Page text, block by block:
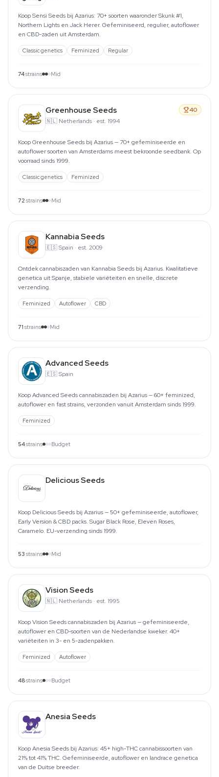
Koop Sensi Seeds bij Azarius: 70+ soorten waaronder Skunk #1,
Northern Lights en Jack Herer. Gefeminiseerd, regulier, autoflower
en CBD-zaden uit Amsterdam.
Classic genetics Feminized Regular
74strains Mid
Greenhouse Seeds
🇳🇱 Netherlands · est. 1994
40
Koop Greenhouse Seeds bij Azarius — 70+ gefeminiseerde en
autoflower soorten van Amsterdams meest bekroonde seedbank. Op
voorraad sinds 1999.
Classic genetics Feminized
72 strains Mid
Kannabia Seeds
🇪🇸Spain · est. 2009
Ontdek cannabiszaden van Kannabia Seeds bij Azarius. Kwalitatieve
genetica uit Spanje, stabiele variëteiten en snelle, discrete
verzending.
Feminized Autoflower CBD
71 strains Mid
Advanced Seeds
🇪🇸Spain
Koop Advanced Seeds cannabiszaden bij Azarius — 60+ feminized,
autoflower en fast strains, verzonden vanuit Amsterdam sinds 1999.
Feminized
54strains Budget
Delicious Seeds
Koop Delicious Seeds bij Azarius — 50+ gefeminiseerde, autoflower,
Early Version & CBD packs. Sugar Black Rose, Eleven Roses,
Caramelo. EU-verzending sinds 1999.
53 strains Mid
Vision Seeds
🇳🇱 Netherlands · est. 1995
Koop Vision Seeds cannabiszaden bij Azarius — gefeminiseerde,
autoflower en CBD-soorten van de Nederlandse kweker. 40+
variëteiten in 3- en 5-zadenpakken.
Feminized Autoflower
48strains Budget
Anesia Seeds
Koop Anesia Seeds bij Azarius: 45+ high-THC cannabissoorten van
21% tot 41% THC. Gefeminiseerde, autoflower en landrace genetica
van de Duitse breeder.